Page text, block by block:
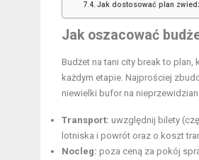
Jak dostosować plan
Jak oszacować
Budżet na tani city break to
każdym etapie. Najprościej
niewielki bufor na
Transport: uwzględnij bilety
lotniska i powrót oraz o koszt
Nocleg: poza ceną za pokój